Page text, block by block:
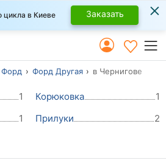
цикла в Киеве Заказать ×
Форд Форд Другая в Чернигове
1 Корюковка
1
1 Прилуки
2